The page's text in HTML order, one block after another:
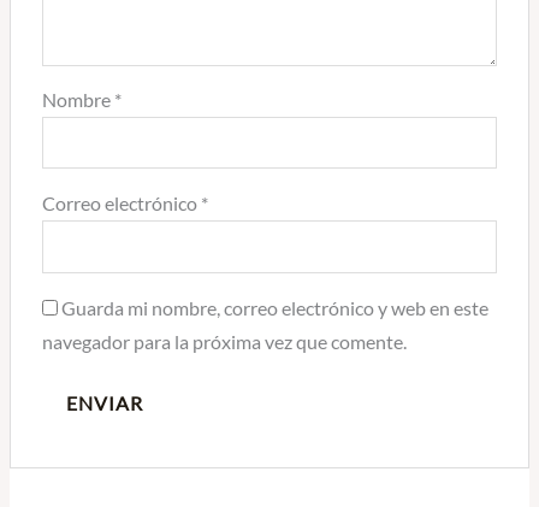
Nombre *
Correo electrónico *
Guarda mi nombre, correo electrónico y web en este
navegador para la próxima vez que comente.